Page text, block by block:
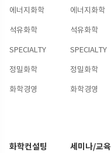
에너지화학
석유화학
SPECIALTY
정밀화학
화학경영
에너지화학
석유화학
SPECIALTY
정밀화학
화학경영
화학컨설팅 세미나/교육